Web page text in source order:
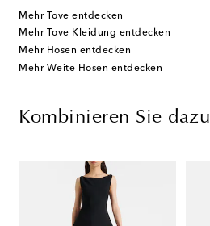
Mehr Tove entdecken
Mehr Tove Kleidung entdecken
Mehr Hosen entdecken
Mehr Weite Hosen entdecken
Kombinieren Sie dazu